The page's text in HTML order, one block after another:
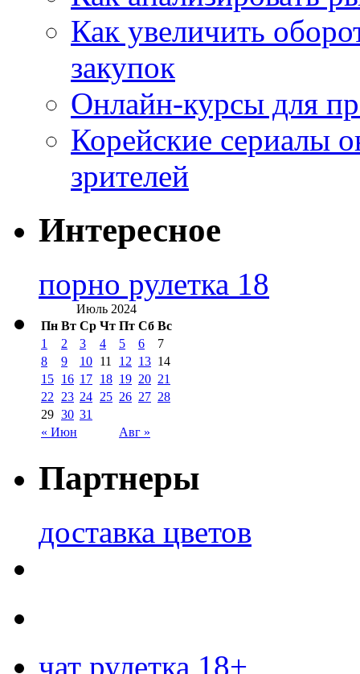
Как увеличить
закупок
Онлайн-курсы для
Корейские сериалы
зрителей
Интересное
порно рулетка 18
Июль 2024
Пн Вт Ср Чт Пт Сб Вс
« Июн Авг »
1 2 3 4 5 6
7
8
9 10 11 12 13 14
15 16 17 18 19 20 21
22
23 24 25 26 27 28
29 30 31
Партнеры
доставка цветов
чат рулетка 18+